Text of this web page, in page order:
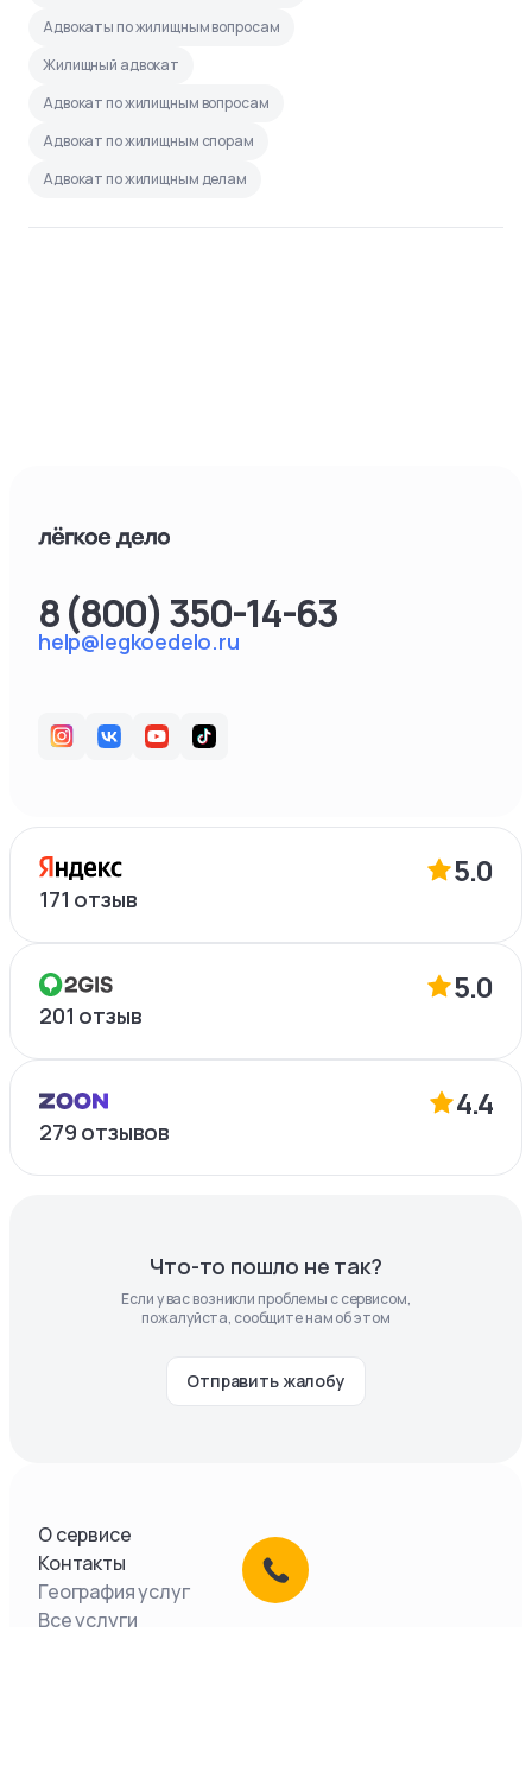
Адвокаты по жилищным вопросам
Жилищный адвокат
Адвокат по жилищным вопросам
Адвокат по жилищным спорам
Адвокат по жилищным делам
help@legkoedelo.ru
8 (800) 350-14-63
5.0
171 отзыв
5.0
201 отзыв
4.4
279 отзывов
Что-то пошло не так?
Если у вас возникли проблемы с сервисом,
пожалуйста, сообщите нам об этом
Отправить жалобу
О сервисе
Контакты
География услуг
Все услуги